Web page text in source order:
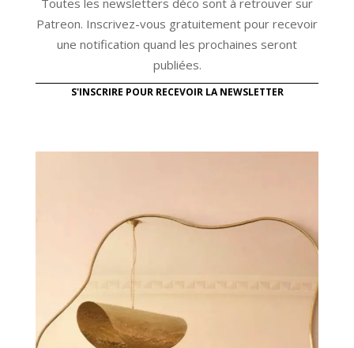
Toutes les newsletters déco sont à retrouver sur
Patreon. Inscrivez-vous gratuitement pour recevoir
une notification quand les prochaines seront
publiées.
S'INSCRIRE POUR RECEVOIR LA NEWSLETTER